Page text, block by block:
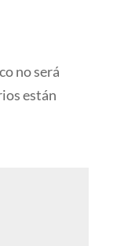
no será
están